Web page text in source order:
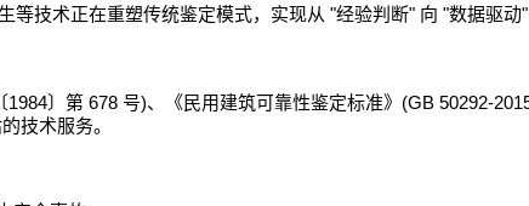
等技术正在重塑传统鉴定模式，实现从 "经验判断" 向 "数据驱动"
1984〕第 678 号)、《民用建筑可靠性鉴定标准》 (GB 50292-
技术服务。